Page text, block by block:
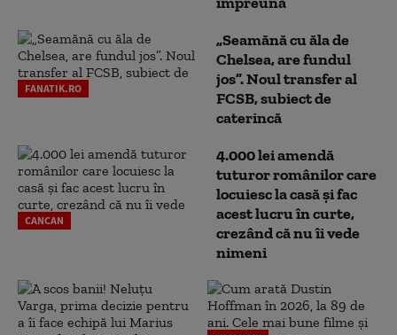
FANATIK.RO
„Seamănă cu ăla de
Chelsea, are fundul
jos”. Noul transfer al
FCSB, subiect de
caterincă
CANCAN
4.000 lei amendă
tuturor românilor care
locuiesc la casă și fac
acest lucru în curte,
crezând că nu îi vede
nimeni